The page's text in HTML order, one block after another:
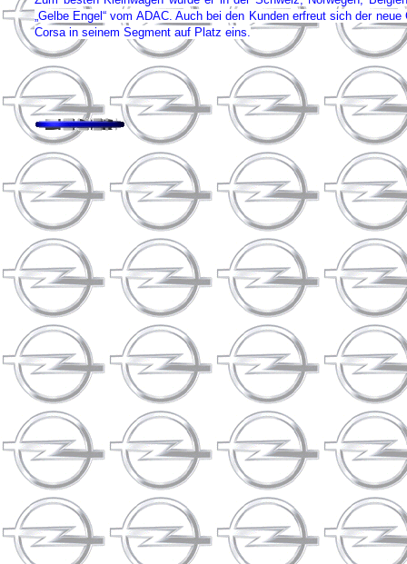
„Gelbe Engel“ vom ADAC. Auch bei den Kunden erfreut sich der
Corsa in seinem Segment auf Platz eins.